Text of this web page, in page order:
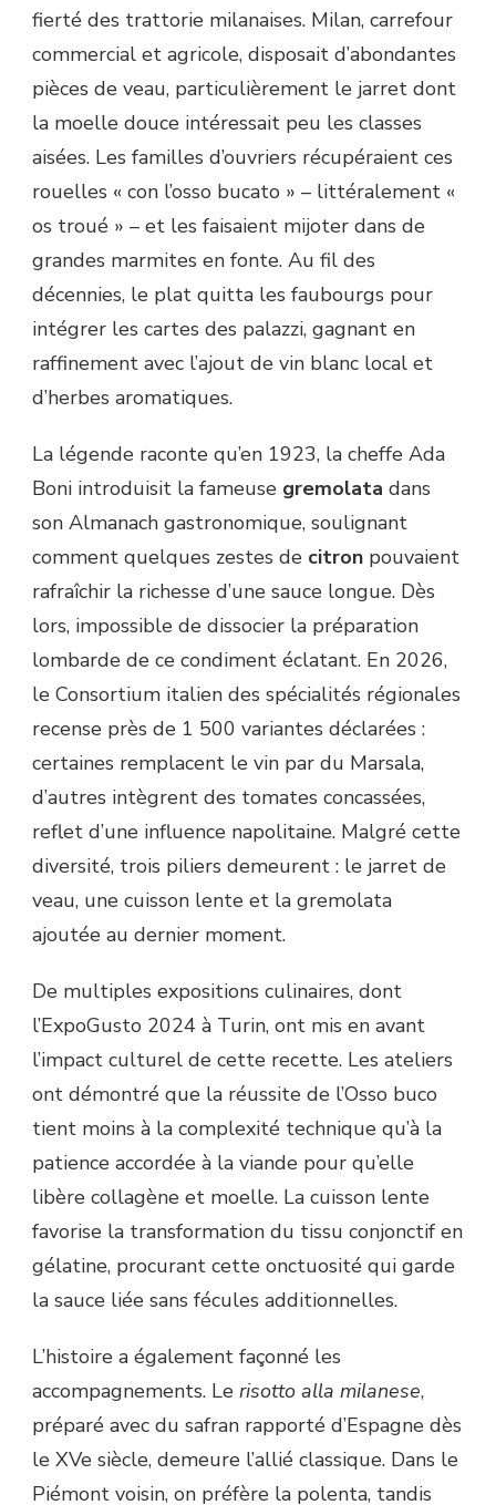
fierté des trattorie milanaises. Milan, carrefour
commercial et agricole, disposait d’abondantes
pièces de veau, particulièrement le jarret dont
la moelle douce intéressait peu les classes
aisées. Les familles d’ouvriers récupéraient ces
rouelles « con l’osso bucato » – littéralement «
os troué » – et les faisaient mijoter dans de
grandes marmites en fonte. Au fil des
décennies, le plat quitta les faubourgs pour
intégrer les cartes des palazzi, gagnant en
raffinement avec l’ajout de vin blanc local et
d’herbes aromatiques.
La légende raconte qu’en 1923, la cheffe Ada
Boni introduisit la fameuse gremolata dans
son Almanach gastronomique, soulignant
comment quelques zestes de citron pouvaient
rafraîchir la richesse d’une sauce longue. Dès
lors, impossible de dissocier la préparation
lombarde de ce condiment éclatant. En 2026,
le Consortium italien des spécialités régionales
recense près de 1 500 variantes déclarées :
certaines remplacent le vin par du Marsala,
d’autres intègrent des tomates concassées,
reflet d’une influence napolitaine. Malgré cette
diversité, trois piliers demeurent : le jarret de
veau, une cuisson lente et la gremolata
ajoutée au dernier moment.
De multiples expositions culinaires, dont
l’ExpoGusto 2024 à Turin, ont mis en avant
l’impact culturel de cette recette. Les ateliers
ont démontré que la réussite de l’Osso buco
tient moins à la complexité technique qu’à la
patience accordée à la viande pour qu’elle
libère collagène et moelle. La cuisson lente
favorise la transformation du tissu conjonctif en
gélatine, procurant cette onctuosité qui garde
la sauce liée sans fécules additionnelles.
L’histoire a également façonné les
accompagnements. Le risotto alla milanese,
préparé avec du safran rapporté d’Espagne dès
le XVe siècle, demeure l’allié classique. Dans le
Piémont voisin, on préfère la polenta, tandis